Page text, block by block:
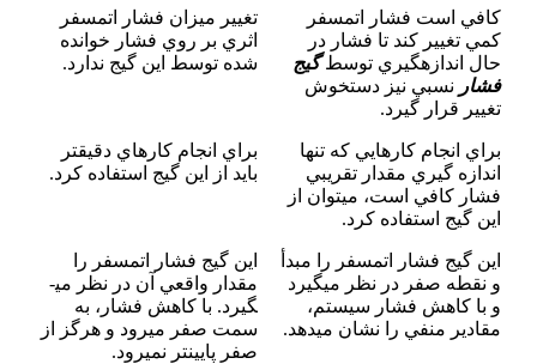
کافي است فشار اتمسفر
کمي تغيير کند تا فشار در
حال اندازه­گيري توسطگيج
فشار نسبي نيز دستخوش
تغيير قرار گيرد.
تغيير ميزان فشار اتمسفر
اثري بر روي فشار خوانده
شده توسط اين گيج ندارد.
براي انجام کارهايي که تنها
اندازه­ گيري مقدار تقريبي
فشار کافي است، مي­توان از
اين گيج استفاده کرد.
براي انجام کارهاي دقيق­تر
بايد از اين گيج استفاده کرد.
اين گيج فشار اتمسفر را مبدأ
و نقطه صفر در نظر مي­گيرد
و با کاهش فشار سيستم،
مقادير منفي را نشان مي­دهد.
اين گيج فشار اتمسفر را
مقدار واقعي آن در نظر مي­
گيرد. با کاهش فشار، به
سمت صفر مي­رود و هرگز از
صفر پايين­تر نمي­رود.